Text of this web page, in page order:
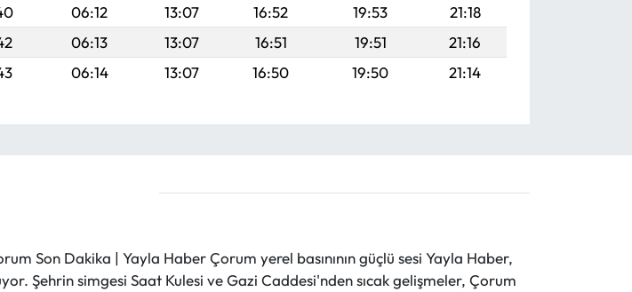
06:12 13:07 16:52 19:53
21:18
06:13 13:07 16:51 19:51
21:16
06:14 13:07 16:50 19:50 21:14
Son Dakika | Yayla Haber Çorum yerel basınının güçlü sesi Yayla Haber,
Şehrin simgesi Saat Kulesi ve Gazi Caddesi'nden sıcak gelişmeler, Çorum